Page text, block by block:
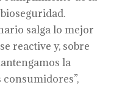
salga lo mejor
reactive y, sobre
la